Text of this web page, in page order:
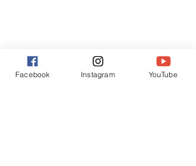
Facebook Instagram YouTube